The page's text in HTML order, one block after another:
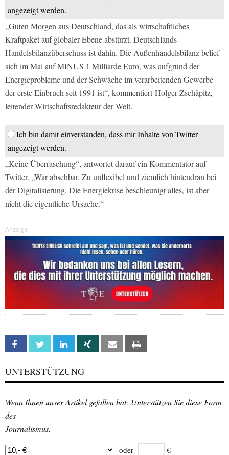
angezeigt werden.
„Guten Morgen aus Deutschland, das als wirtschaftliches
Kraftpaket auf globaler Ebene abstürzt. Deutschlands
Handelsbilanzüberschuss ist dahin. Die Außenhandelsbilanz belief
sich im Mai auf MINUS 1 Milliarde Euro, was aufgrund der
Energieprobleme und der Schwäche im verarbeitenden Gewerbe
der erste Einbruch seit 1991 ist“, kommentiert Holger Zschäpitz,
leitender Wirtschaftsredakteur derWelt.
Ich bin damit einverstanden, dass mir Inhalte von Twitter
angezeigt werden.
„Keine Überraschung“, antwortet darauf ein Kommentator auf
Twitter. „War absehbar. Zu unflexibel und ziemlich hintendran bei
der Digitalisierung. Die Energiekrise beschleunigt alles, ist aber
nicht die eigentliche Ursache.“
Anzeige
Facebook Twitter Linkedin Xing Email
UNTERSTÜTZUNG
Wenn Ihnen unser Artikel gefallen hat: Unterstützen Sie diese Form
des
Journalismus.
oder €